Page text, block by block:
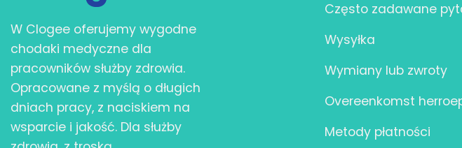
W Clogee oferujemy wygodne
chodaki medyczne dla
pracowników służby zdrowia.
Opracowane z myślą o długich
dniach pracy, z naciskiem na
wsparcie i jakość. Dla służby
Często zadawane
Wysyłka
Wymiany lub zwroty
Overeenkomst
Metody płatności